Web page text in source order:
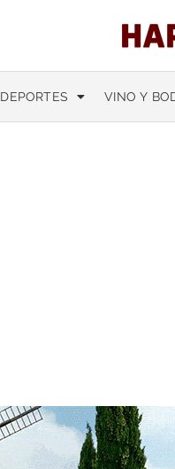
DEPORTES VINO Y